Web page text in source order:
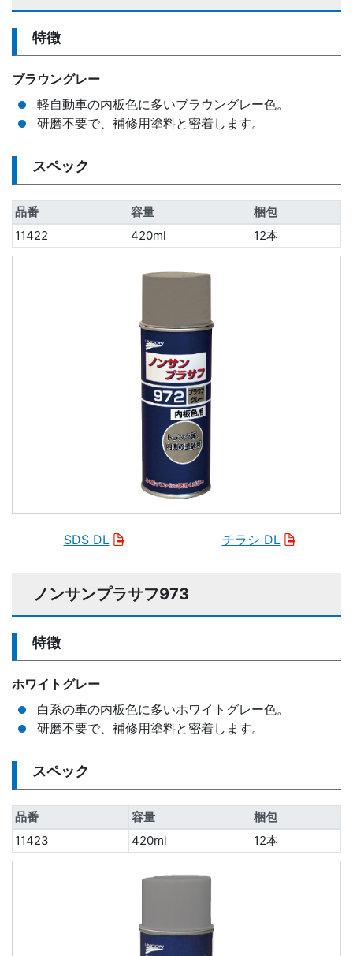
特徴
ブラウングレー
軽自動車の内板色に多いブラウングレー色。
研磨不要で、補修用塗料と密着します。
スペック
品番 容量
梱包
11422
420ml 12本
SDS DL チラシ DL
ノンサンプラサフ973
特徴
ホワイトグレー
白系の車の内板色に多いホワイトグレー色。
研磨不要で、補修用塗料と密着します。
スペック
品番 容量
梱包
11423
420ml 12本